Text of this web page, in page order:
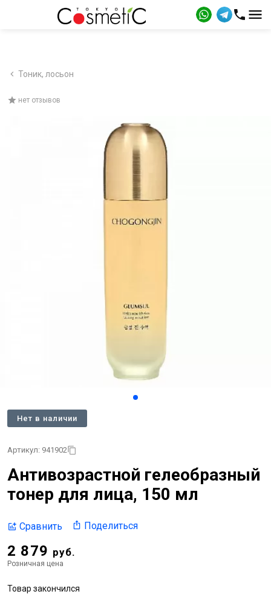
Тоник, лосьон
нет отзывов
Нет в наличии
Артикул: 941902
Антивозрастной гелеобразный
тонер для лица, 150 мл
Сравнить Поделиться
2 879 руб.
Розничная цена
Товар закончился